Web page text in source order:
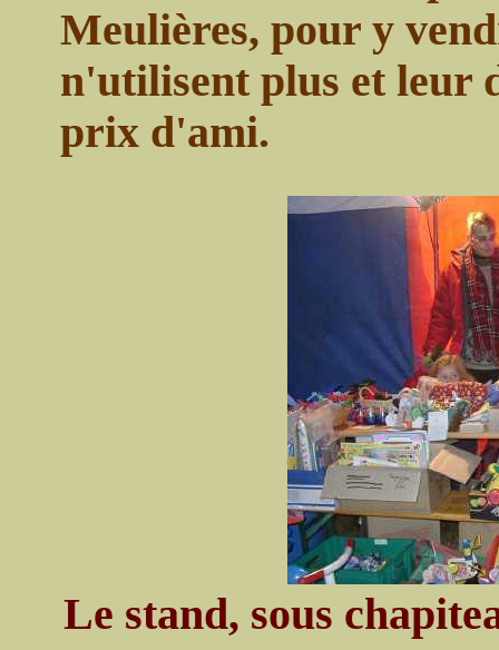
Meulières, pour y
n'utilisent plus et leur
prix d'ami.
Le stand, sous